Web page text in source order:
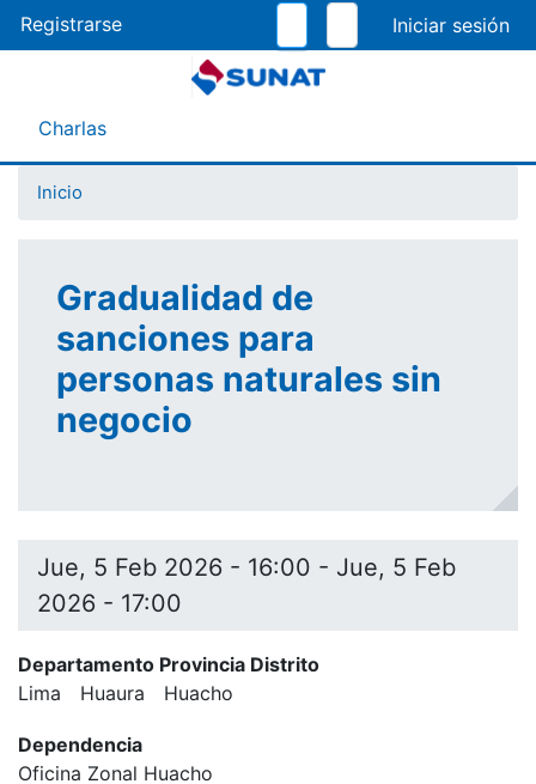
al
contenido
Registrarse
Menú Asistente
Charlas
Inicio
Gradualidad de
sanciones para
personas naturales sin
negocio
Jue, 5 Feb 2026 - 16:00 - Jue, 5 Feb
2026 - 17:00
Departamento Provincia Distrito
Lima
Huaura Huacho
Dependencia
Oficina Zonal Huacho